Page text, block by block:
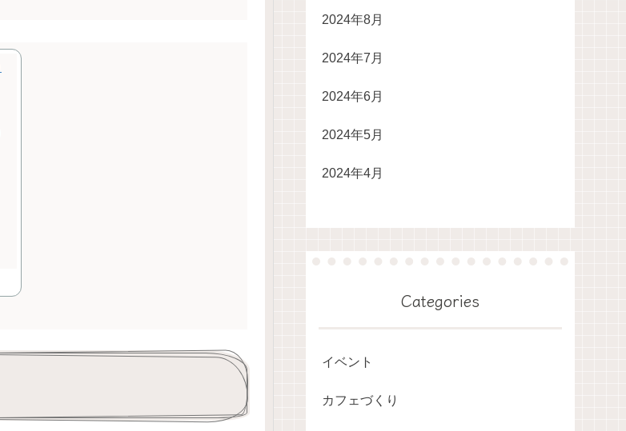
2024年8月
2024年7月
2024年6月
2024年5月
2024年4月
Categories
イベント
カフェづくり